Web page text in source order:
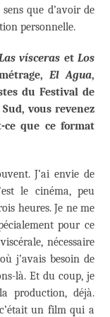
que d’avoir de
personnelle.
vísceras etLos
El Agua,
du Festival de
vous revenez
ce que ce format
J’ai envie de
le cinéma, peu
heures. Je ne me
pour ce
nécessaire
j’avais besoin de
là. Et du coup, je
production, déjà.
un film qui a